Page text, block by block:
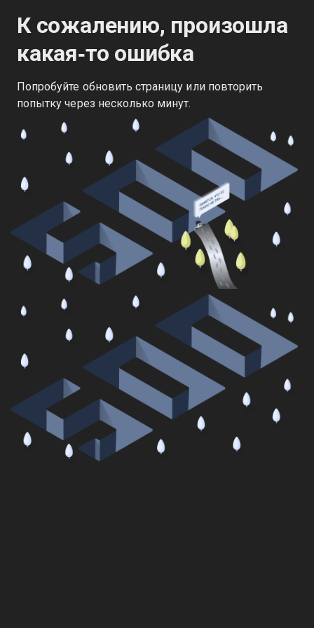
К сожалению, произошла
какая‑то ошибка
Попробуйте обновить страницу или повторить
попытку через несколько минут.